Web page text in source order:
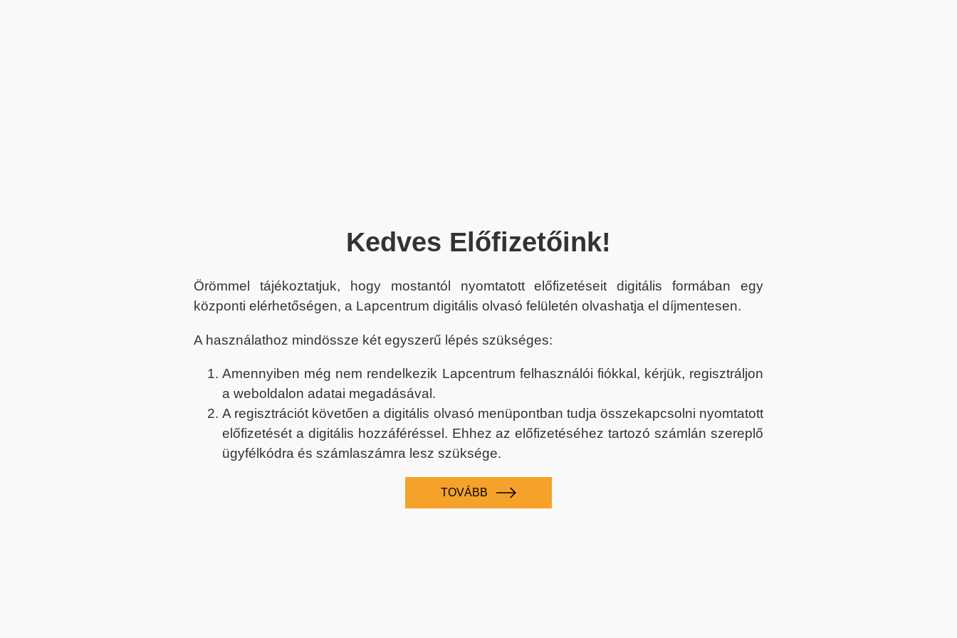
Kedves Előfizetőink!
Örömmel tájékoztatjuk, hogy mostantól nyomtatott előfizetéseit digitális formában egy
központi elérhetőségen, a Lapcentrum digitális olvasó felületén olvashatja el díjmentesen.
A használathoz mindössze két egyszerű lépés szükséges:
Amennyiben még nem rendelkezik Lapcentrum felhasználói fiókkal, kérjük, regisztráljon
a weboldalon adatai megadásával.
A regisztrációt követően a digitális olvasó menüpontban tudja összekapcsolni nyomtatott
előfizetését a digitális hozzáféréssel. Ehhez az előfizetéséhez tartozó számlán szereplő
ügyfélkódra és számlaszámra lesz szüksége.
TOVÁBB